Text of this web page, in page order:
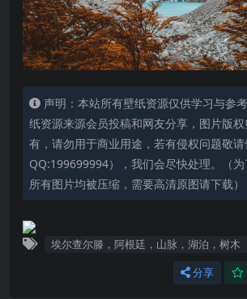
声明：本站所有壁纸资源仅供学习与参
纸资源来源会员投稿和网友分享，图片版
有，请勿用于商业用途，若有侵权问题敬
QQ:199699994），我们会尽快处理。（
所有图片均被压缩，需要高清原图请下载）
埃尔查尔滕，阿根廷，山脉，湖泊，树木
分享